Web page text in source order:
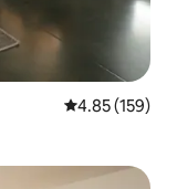
औसत रेटिंग 5 में से
4.85 (159)